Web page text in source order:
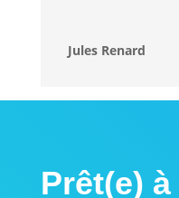
Jules Renard
Prêt(e)